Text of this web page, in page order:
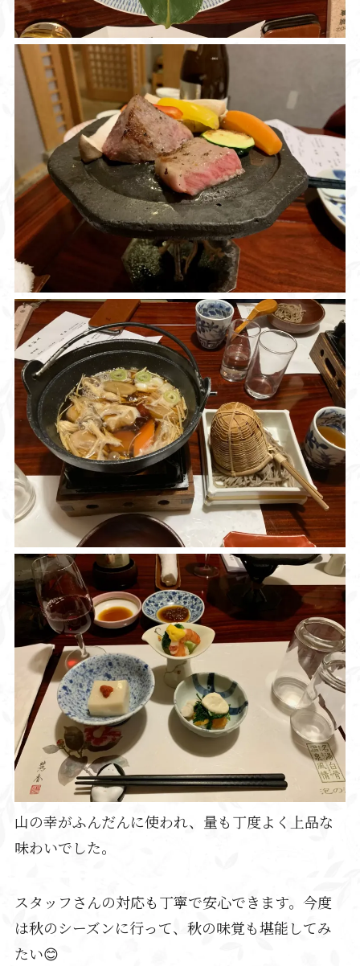
山の幸がふんだんに使われ、量も丁度よく上品な
味わいでした。
スタッフさんの対応も丁寧で安心できます。今度
は秋のシーズンに行って、秋の味覚も堪能してみ
たい😊